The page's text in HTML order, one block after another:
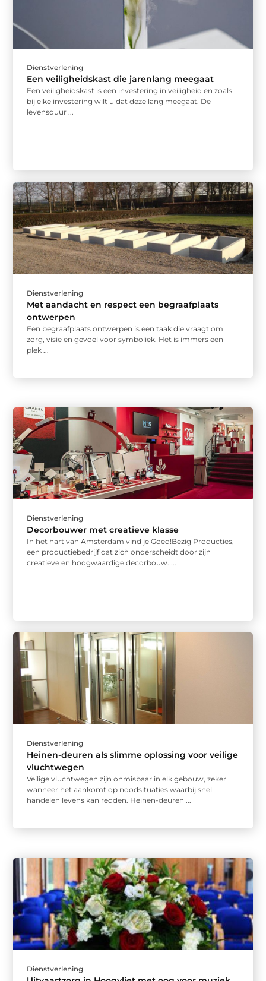
Dienstverlening
Een veiligheidskast die jarenlang meegaat
Een veiligheidskast is een investering in veiligheid en zoals
bij elke investering wilt u dat deze lang meegaat. De
levensduur ...
Dienstverlening
Met aandacht en respect een begraafplaats
ontwerpen
Een begraafplaats ontwerpen is een taak die vraagt om
zorg, visie en gevoel voor symboliek. Het is immers een
plek ...
Dienstverlening
Decorbouwer met creatieve klasse
In het hart van Amsterdam vind je Goed!Bezig Producties,
een productiebedrijf dat zich onderscheidt door zijn
creatieve en hoogwaardige decorbouw. ...
Dienstverlening
Heinen-deuren als slimme oplossing voor veilige
vluchtwegen
Veilige vluchtwegen zijn onmisbaar in elk gebouw, zeker
wanneer het aankomt op noodsituaties waarbij snel
handelen levens kan redden. Heinen-deuren ...
Dienstverlening